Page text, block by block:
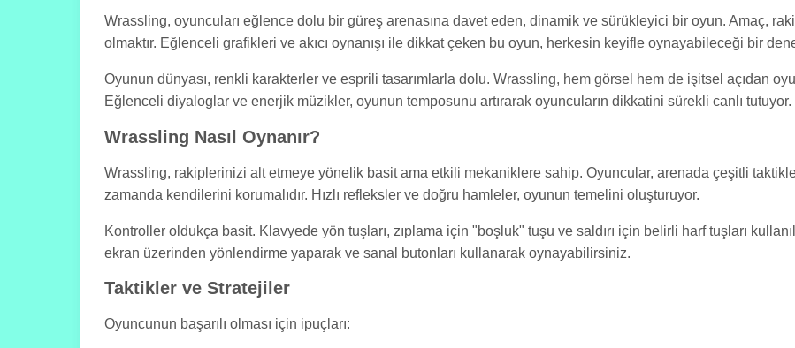
Wrassling, oyuncuları eğlence dolu bir güreş arenasına davet eden, dinamik ve sürükleyici bir oyun. Amaç,
olmaktır. Eğlenceli grafikleri ve akıcı oynanışı ile dikkat çeken bu oyun, herkesin keyifle oynayabileceği bir
Oyunun dünyası, renkli karakterler ve esprili tasarımlarla dolu. Wrassling, hem görsel hem de işitsel açıdan
Eğlenceli diyaloglar ve enerjik müzikler, oyunun temposunu artırarak oyuncuların dikkatini sürekli canlı tutuyor.
Wrassling Nasıl Oynanır?
Wrassling, rakiplerinizi alt etmeye yönelik basit ama etkili mekaniklere sahip. Oyuncular, arenada çeşitli
zamanda kendilerini korumalıdır. Hızlı refleksler ve doğru hamleler, oyunun temelini oluşturuyor.
Kontroller oldukça basit. Klavyede yön tuşları, zıplama için "boşluk" tuşu ve saldırı için belirli harf tuşları
ekran üzerinden yönlendirme yaparak ve sanal butonları kullanarak oynayabilirsiniz.
Taktikler ve Stratejiler
Oyuncunun başarılı olması için ipuçları: